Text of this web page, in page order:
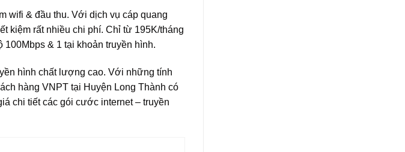
wifi & đầu thu. Với dịch vụ cáp quang
kiệm rất nhiều chi phí. Chỉ từ 195K/tháng
& 1 tại khoản truyền hình.
hình chất lượng cao. Với những tính
hàng VNPT tại Huyện Long Thành có
chi tiết các gói cước internet – truyền